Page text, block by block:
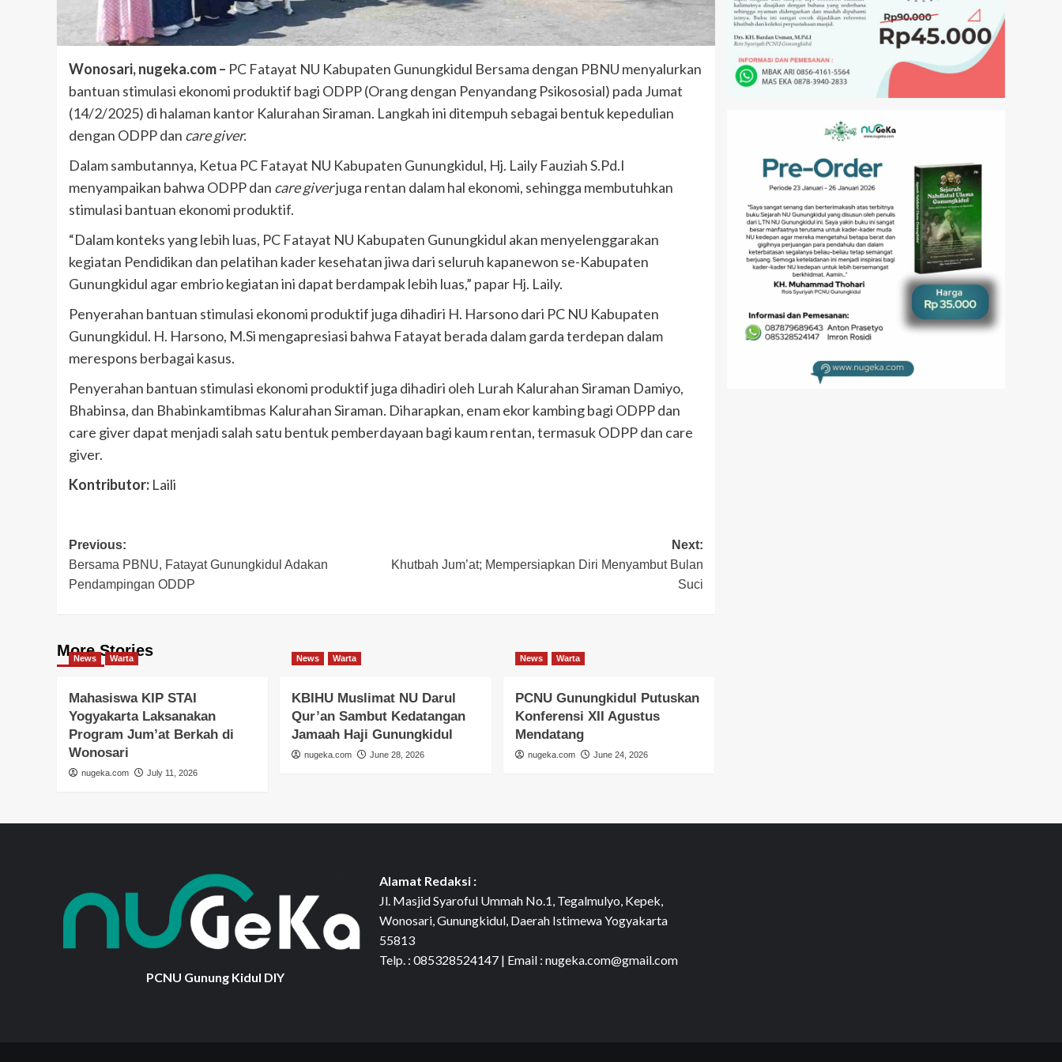
Wonosari, nugeka.com – PC Fatayat NU Kabupaten Gunungkidul Bersama dengan PBNU menyalurkan
bantuan stimulasi ekonomi produktif bagi ODPP (Orang dengan Penyandang Psikososial) pada Jumat
(14/2/2025) di halaman kantor Kalurahan Siraman. Langkah ini ditempuh sebagai bentuk kepedulian
dengan ODPP dan care giver.
Dalam sambutannya, Ketua PC Fatayat NU Kabupaten Gunungkidul, Hj. Laily Fauziah S.Pd.I
menyampaikan bahwa ODPP dan care giverjuga rentan dalam hal ekonomi, sehingga membutuhkan
stimulasi bantuan ekonomi produktif.
“Dalam konteks yang lebih luas, PC Fatayat NU Kabupaten Gunungkidul akan menyelenggarakan
kegiatan Pendidikan dan pelatihan kader kesehatan jiwa dari seluruh kapanewon se-Kabupaten
Gunungkidul agar embrio kegiatan ini dapat berdampak lebih luas,” papar Hj. Laily.
Penyerahan bantuan stimulasi ekonomi produktif juga dihadiri H. Harsono dari PC NU Kabupaten
Gunungkidul. H. Harsono, M.Si mengapresiasi bahwa Fatayat berada dalam garda terdepan dalam
merespons berbagai kasus.
Penyerahan bantuan stimulasi ekonomi produktif juga dihadiri oleh Lurah Kalurahan Siraman Damiyo,
Bhabinsa, dan Bhabinkamtibmas Kalurahan Siraman. Diharapkan, enam ekor kambing bagi ODPP dan
care giver dapat menjadi salah satu bentuk pemberdayaan bagi kaum rentan, termasuk ODPP dan care
giver.
Kontributor: Laili
Post
navigation
Previous:
Bersama PBNU, Fatayat Gunungkidul Adakan
Pendampingan ODDP
Next:
Khutbah Jum’at; Mempersiapkan Diri Menyambut Bulan
Suci
More Stories
News Warta
Mahasiswa KIP STAI
Yogyakarta Laksanakan
Program Jum’at Berkah di
Wonosari
nugeka.com July 11, 2026
News Warta
KBIHU Muslimat NU Darul
Qur’an Sambut Kedatangan
Jamaah Haji Gunungkidul
nugeka.com June 28, 2026
News Warta
PCNU Gunungkidul Putuskan
Konferensi XII Agustus
Mendatang
nugeka.com June 24, 2026
PCNU Gunung Kidul DIY
Alamat Redaksi :
Jl. Masjid Syaroful Ummah No.1, Tegalmulyo, Kepek,
Wonosari, Gunungkidul, Daerah Istimewa Yogyakarta
55813
Telp. : 085328524147 | Email : nugeka.com@gmail.com